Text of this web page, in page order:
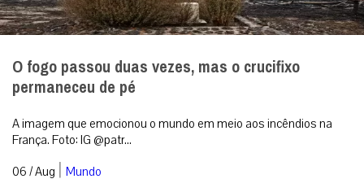
O fogo passou duas vezes, mas o crucifixo
permaneceu de pé
A imagem que emocionou o mundo em meio aos incêndios na
França. Foto: IG @patr...
06 / Aug | Mundo